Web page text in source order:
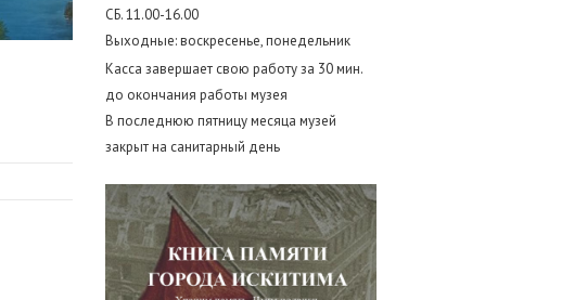
СБ. 11.00-16.00
Выходные: воскресенье, понедельник
Касса завершает свою работу за 30 мин.
до окончания работы музея
В последнюю пятницу месяца музей
закрыт на санитарный день